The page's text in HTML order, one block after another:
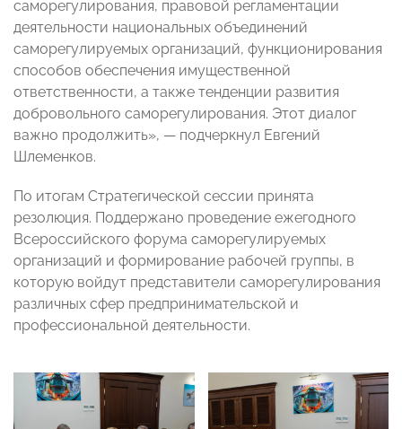
саморегулирования, правовой регламентации
деятельности национальных объединений
саморегулируемых организаций, функционирования
способов обеспечения имущественной
ответственности, а также тенденции развития
добровольного саморегулирования. Этот диалог
важно продолжить», — подчеркнул Евгений
Шлеменков.
По итогам Стратегической сессии принята
резолюция. Поддержано проведение ежегодного
Всероссийского форума саморегулируемых
организаций и формирование рабочей группы, в
которую войдут представители саморегулирования
различных сфер предпринимательской и
профессиональной деятельности.